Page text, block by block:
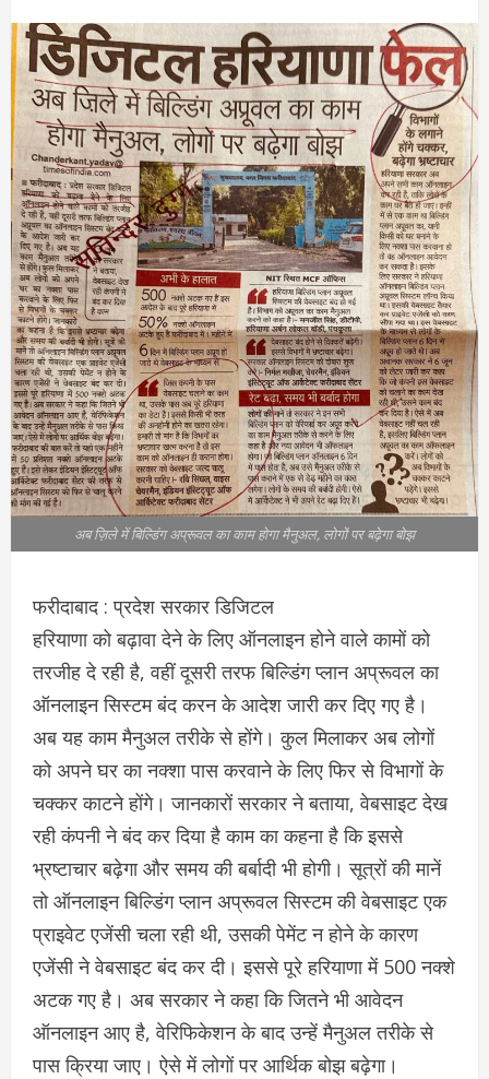
अब ज़िले में बिल्डिंग अप्रूवल का काम होगा मैनुअल, लोगों पर बढ़ेगा बोझ
फरीदाबाद : प्रदेश सरकार डिजिटल
हरियाणा को बढ़ावा देने के लिए ऑनलाइन होने वाले कामों को
तरजीह दे रही है, वहीं दूसरी तरफ बिल्डिंग प्लान अप्रूवल का
ऑनलाइन सिस्टम बंद करन के आदेश जारी कर दिए गए है।
अब यह काम मैनुअल तरीके से होंगे। कुल मिलाकर अब लोगों
को अपने घर का नक्शा पास करवाने के लिए फिर से विभागों के
चक्कर काटने होंगे। जानकारों सरकार ने बताया, वेबसाइट देख
रही कंपनी ने बंद कर दिया है काम का कहना है कि इससे
भ्रष्टाचार बढ़ेगा और समय की बर्बादी भी होगी। सूत्रों की मानें
तो ऑनलाइन बिल्डिंग प्लान अप्रूवल सिस्टम की वेबसाइट एक
प्राइवेट एजेंसी चला रही थी, उसकी पेमेंट न होने के कारण
एजेंसी ने वेबसाइट बंद कर दी। इससे पूरे हरियाणा में 500 नक्शे
अटक गए है। अब सरकार ने कहा कि जितने भी आवेदन
ऑनलाइन आए है, वेरिफिकेशन के बाद उन्हें मैनुअल तरीके से
पास क्रिया जाए। ऐसे में लोगों पर आर्थिक बोझ बढ़ेगा।